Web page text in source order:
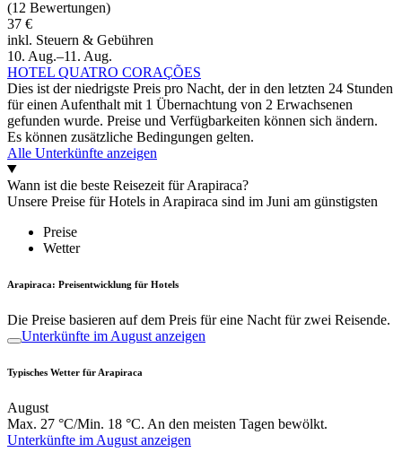
(12 Bewertungen)
37 €
inkl. Steuern & Gebühren
10. Aug.–11. Aug.
HOTEL QUATRO CORAÇÕES
Dies ist der niedrigste Preis pro Nacht, der in den letzten 24 Stunden
für einen Aufenthalt mit 1 Übernachtung von 2 Erwachsenen
gefunden wurde. Preise und Verfügbarkeiten können sich ändern.
Es können zusätzliche Bedingungen gelten.
Alle Unterkünfte anzeigen
Wann ist die beste Reisezeit für Arapiraca?
Unsere Preise für Hotels in Arapiraca sind im Juni am günstigsten
Preise
Wetter
Arapiraca: Preisentwicklung für Hotels
Die Preise basieren auf dem Preis für eine Nacht für zwei Reisende.
Unterkünfte im August anzeigen
Typisches Wetter für Arapiraca
August
Max. 27 °C/Min. 18 °C. An den meisten Tagen bewölkt.
Unterkünfte im August anzeigen